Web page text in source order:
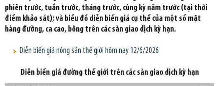
phiên trước, tuần trước, tháng trước, cùng kỳ năm trước (tại thời
điểm khảo sát); và biểu đồ diễn biến giá cụ thể của một số mặt
hàng đường, ca cao, bông trên các sàn giao dịch kỳ hạn.
Diễn biến giá nông sản thế giới hôm nay 12/6/2026
Diễn biến giá đường thế giới trên các sàn giao dịch kỳ hạn